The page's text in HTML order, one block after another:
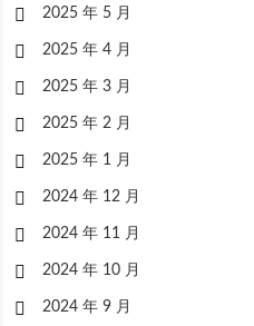
2025 年 5 月
2025 年 4 月
2025 年 3 月
2025 年 2 月
2025 年 1 月
2024 年 12 月
2024 年 11 月
2024 年 10 月
2024 年 9 月